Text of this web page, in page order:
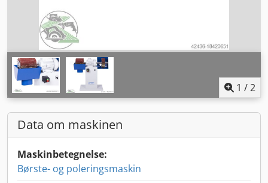
1 /2
Data om maskinen
Maskinbetegnelse:
Børste- og poleringsmaskin